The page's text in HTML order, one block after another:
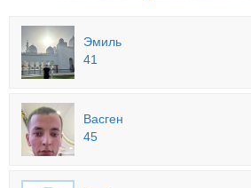
Эмиль
41
Васген
45